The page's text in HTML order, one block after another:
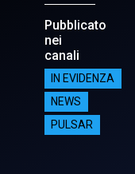
Pubblicato
nei
canali
IN EVIDENZA
NEWS
PULSAR